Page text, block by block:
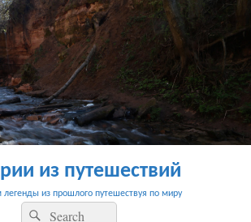
из путешествий
легенды из прошлого путешествуя по миру
Найти:Поиск